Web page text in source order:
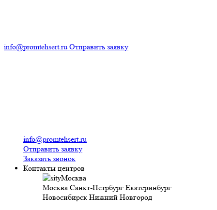
info@promtehsert.ru Отправить заявку
info@promtehsert.ru
Отправить заявку
Заказать звонок
Контакты центров
Москва
Москва Санкт-Петрбург Екатеринбург
Новосибирск Нижний Новгород